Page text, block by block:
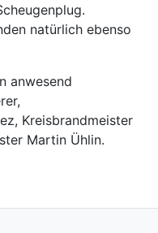
natürlich ebenso
anwesend
Kreisbrandmeister
Martin Ühlin.